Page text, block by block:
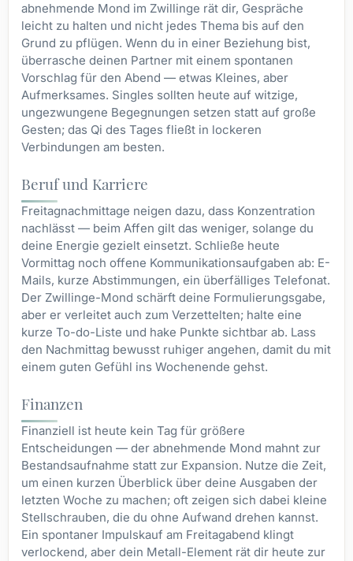
abnehmende Mond im Zwillinge rät dir, Gespräche
leicht zu halten und nicht jedes Thema bis auf den
Grund zu pflügen. Wenn du in einer Beziehung bist,
überrasche deinen Partner mit einem spontanen
Vorschlag für den Abend — etwas Kleines, aber
Aufmerksames. Singles sollten heute auf witzige,
ungezwungene Begegnungen setzen statt auf große
Gesten; das Qi des Tages fließt in lockeren
Verbindungen am besten.
Beruf und Karriere
Freitagnachmittage neigen dazu, dass Konzentration
nachlässt — beim Affen gilt das weniger, solange du
deine Energie gezielt einsetzt. Schließe heute
Vormittag noch offene Kommunikationsaufgaben ab: E-
Mails, kurze Abstimmungen, ein überfälliges Telefonat.
Der Zwillinge-Mond schärft deine Formulierungsgabe,
aber er verleitet auch zum Verzettelten; halte eine
kurze To-do-Liste und hake Punkte sichtbar ab. Lass
den Nachmittag bewusst ruhiger angehen, damit du mit
einem guten Gefühl ins Wochenende gehst.
Finanzen
Finanziell ist heute kein Tag für größere
Entscheidungen — der abnehmende Mond mahnt zur
Bestandsaufnahme statt zur Expansion. Nutze die Zeit,
um einen kurzen Überblick über deine Ausgaben der
letzten Woche zu machen; oft zeigen sich dabei kleine
Stellschrauben, die du ohne Aufwand drehen kannst.
Ein spontaner Impulskauf am Freitagabend klingt
verlockend, aber dein Metall-Element rät dir heute zur